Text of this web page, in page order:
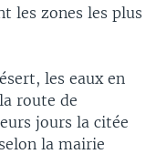
les zones les plus
les eaux en
route de
jours la citée
la mairie